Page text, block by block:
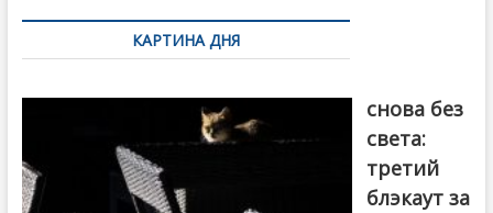
по
записямКАРТИНА ДНЯ
снова без
света:
третий
блэкаут за